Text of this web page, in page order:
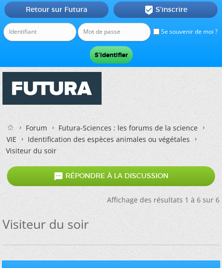
Se souvenir de moi ?
Retour sur Futura  S'inscrire
Forum
Futura-Sciences : les forums de la science
VIE
Identification des espèces animales ou végétales
Visiteur du soir
 RÉPONDRE À LA DISCUSSION
Affichage des résultats 1 à 6 sur 6
Visiteur du soir